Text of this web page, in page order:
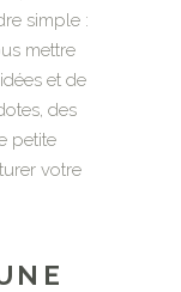
simple :
mettre
et de
des
petite
votre